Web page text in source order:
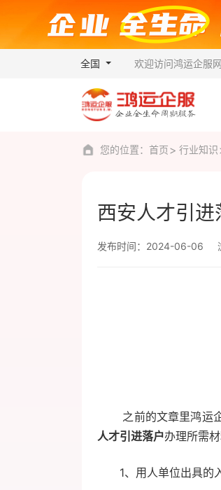
全国 欢迎访问鸿运企服网
您的位置： 首页 行业知识
西安人才引
发布时间：2024-06-06
之前的文章里鸿运企
人才引进落户办理所需材
1、用人单位出具